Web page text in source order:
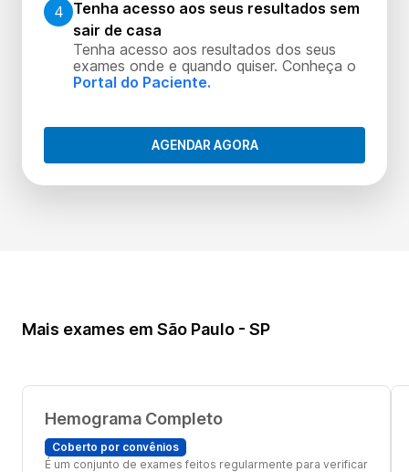
4 Tenha acesso aos seus resultados sem
sair de casa
Tenha acesso aos resultados dos seus
exames onde e quando quiser. Conheça o
Portal do Paciente.
AGENDAR AGORA
Mais exames em São Paulo - SP
Hemograma Completo
Coberto por convênios
É um conjunto de exames feitos regularmente para verificar